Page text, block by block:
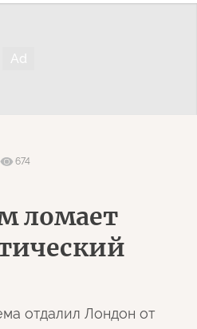
674
ломает
отдалил Лондон от